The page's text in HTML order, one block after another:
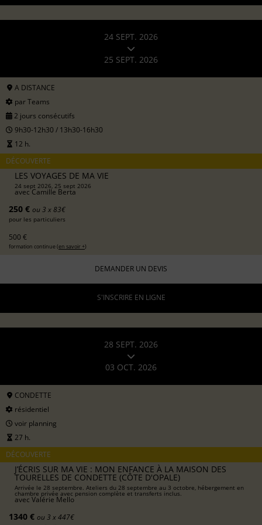
24 SEPT. 2026
25 SEPT. 2026
A DISTANCE
par Teams
2 jours consécutifs
9h30-12h30 / 13h30-16h30
12 h.
DÉCOUVERTE
LES VOYAGES DE MA VIE
24 sept 2026, 25 sept 2026
avecCamille Berta
250 € ou 3 x 83€
pour les particuliers
500 €
formation continue (en savoir +)
DEMANDER UN DEVIS
S'INSCRIRE EN LIGNE
28 SEPT. 2026
03 OCT. 2026
CONDETTE
résidentiel
voir planning
27 h.
DÉCOUVERTE
J’ÉCRIS SUR MA VIE : MON ENFANCE À LA MAISON DES
TOURELLES DE CONDETTE (CÔTE D'OPALE)
Arrivée le 28 septembre. Ateliers du 28 septembre au 3 octobre, hébergement en
chambre privée avec pension complète et transferts inclus.
avec Valérie Mello
1340 € ou 3 x 447€